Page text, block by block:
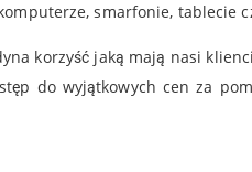
smarfonie, tablecie
korzyść jaką mają nasi
do wyjątkowych cen za